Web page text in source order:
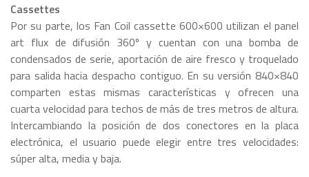
Cassettes
Por su parte, los Fan Coil cassette 600×600 utilizan el panel
art flux de difusión 360º y cuentan con una bomba de
condensados de serie, aportación de aire fresco y troquelado
para salida hacia despacho contiguo. En su versión 840×840
comparten estas mismas características y ofrecen una
cuarta velocidad para techos de más de tres metros de altura.
Intercambiando la posición de dos conectores en la placa
electrónica, el usuario puede elegir entre tres velocidades:
súper alta, media y baja.